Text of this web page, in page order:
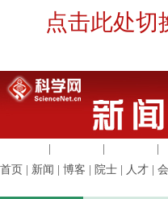
点击此处切
首页
新闻 博客 院士 人才